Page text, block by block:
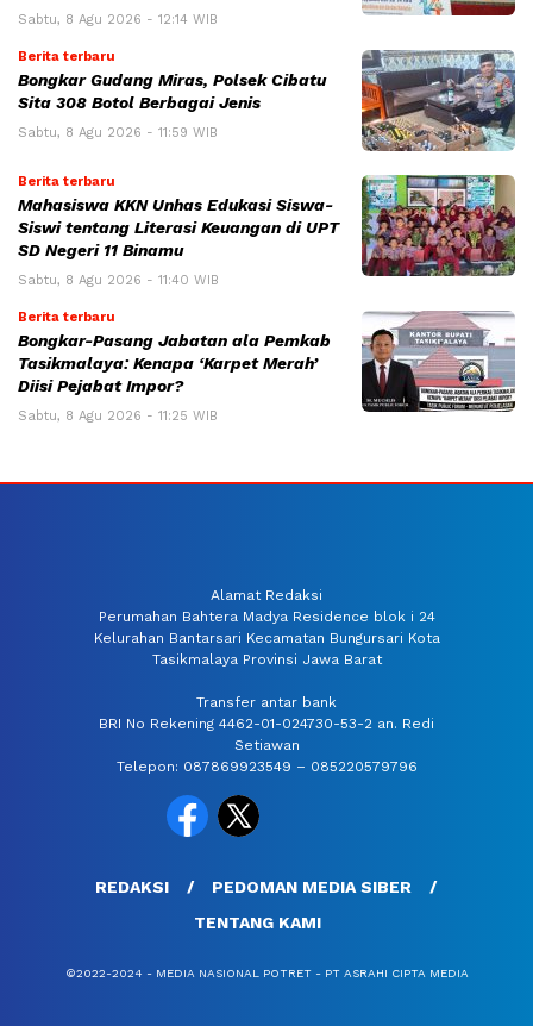
Sabtu, 8 Agu 2026 - 12:14 WIB
Berita terbaru
Bongkar Gudang Miras, Polsek Cibatu
Sita 308 Botol Berbagai Jenis
Sabtu, 8 Agu 2026 - 11:59 WIB
Berita terbaru
Mahasiswa KKN Unhas Edukasi Siswa-
Siswi tentang Literasi Keuangan di UPT
SD Negeri 11 Binamu
Sabtu, 8 Agu 2026 - 11:40 WIB
Berita terbaru
Bongkar-Pasang Jabatan ala Pemkab
Tasikmalaya: Kenapa ‘Karpet Merah’
Diisi Pejabat Impor?
Sabtu, 8 Agu 2026 - 11:25 WIB
Alamat Redaksi
Perumahan Bahtera Madya Residence blok i 24
Kelurahan Bantarsari Kecamatan Bungursari Kota
Tasikmalaya Provinsi Jawa Barat
Transfer antar bank
BRI No Rekening 4462-01-024730-53-2 an. Redi
Setiawan
Telepon: 087869923549 – 085220579796
REDAKSI
PEDOMAN MEDIA SIBER
TENTANG KAMI
©2022-2024 - MEDIA NASIONAL POTRET - PT ASRAHI CIPTA MEDIA